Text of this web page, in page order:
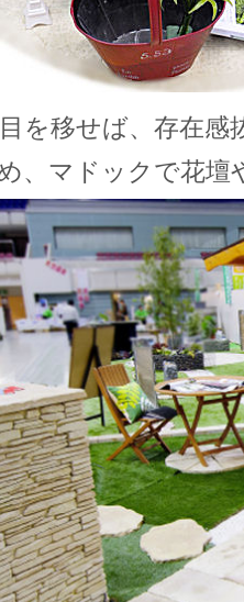
を移せば、存在感
、マドックで花壇